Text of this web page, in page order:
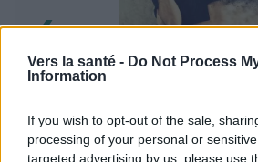
Vers la santé - Do Not Process
Information
If you wish to opt-out of the sale,
processing of your personal or
targeted advertising by us, please use
Désir pathologique
‹